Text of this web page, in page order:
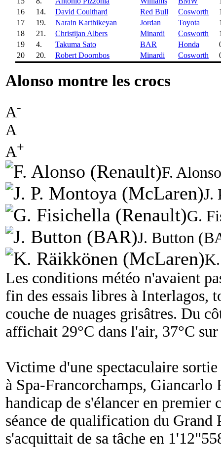
16
14. David Coulthard Red Bull Cosworth
17
19. Narain Karthikeyan Jordan Toyota
18
21. Christijan Albers Minardi Cosworth
19
4. Takuma Sato BAR Honda
20
20. Robert Doornbos Minardi Cosworth
Alonso montre les crocs
A-
A
A+
F.
J.
G.
J. Button
Les conditions météo n'avaient
fin des essais libres à Interlagos,
couche de nuages grisâtres. Du
affichait 29°C dans l'air, 37°C
Victime d'une spectaculaire
à Spa-Francorchamps,
handicap de s'élancer en premier
séance de qualification du
s'acquittait de sa tâche en